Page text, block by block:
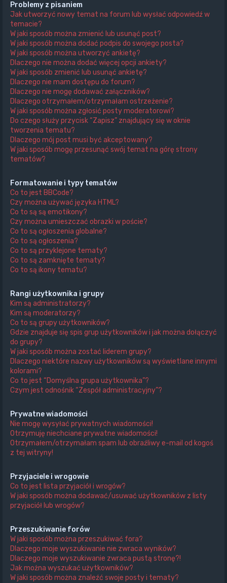
Problemy z pisaniem
Jak utworzyć nowy temat na forum lub wysłać odpowiedź w
temacie?
W jaki sposób można zmienić lub usunąć post?
W jaki sposób można dodać podpis do swojego posta?
W jaki sposób można utworzyć ankietę?
Dlaczego nie można dodać więcej opcji ankiety?
W jaki sposób zmienić lub usunąć ankietę?
Dlaczego nie mam dostępu do forum?
Dlaczego nie mogę dodawać załączników?
Dlaczego otrzymałem/otrzymałam ostrzeżenie?
W jaki sposób można zgłosić posty moderatorowi?
Do czego służy przycisk “Zapisz” znajdujący się w oknie
tworzenia tematu?
Dlaczego mój post musi być akceptowany?
W jaki sposób mogę przesunąć swój temat na górę strony
tematów?
Formatowanie i typy tematów
Co to jest BBCode?
Czy można używać języka HTML?
Co to są są emotikony?
Czy można umieszczać obrazki w poście?
Co to są ogłoszenia globalne?
Co to są ogłoszenia?
Co to są przyklejone tematy?
Co to są zamknięte tematy?
Co to są ikony tematu?
Rangi użytkownika i grupy
Kim są administratorzy?
Kim są moderatorzy?
Co to są grupy użytkowników?
Gdzie znajduje się spis grup użytkowników i jak można dołączyć
do grupy?
W jaki sposób można zostać liderem grupy?
Dlaczego niektóre nazwy użytkowników są wyświetlane innymi
kolorami?
Co to jest “Domyślna grupa użytkownika”?
Czym jest odnośnik “Zespół administracyjny”?
Prywatne wiadomości
Nie mogę wysyłać prywatnych wiadomości!
Otrzymuję niechciane prywatne wiadomości!
Otrzymałem/otrzymałam spam lub obraźliwy e-mail od kogoś
z tej witryny!
Przyjaciele i wrogowie
Co to jest lista przyjaciół i wrogów?
W jaki sposób można dodawać/usuwać użytkowników z listy
przyjaciół lub wrogów?
Przeszukiwanie forów
W jaki sposób można przeszukiwać fora?
Dlaczego moje wyszukiwanie nie zwraca wyników?
Dlaczego moje wyszukiwanie zwraca pustą stronę?!
Jak można wyszukać użytkowników?
W jaki sposób można znaleźć swoje posty i tematy?